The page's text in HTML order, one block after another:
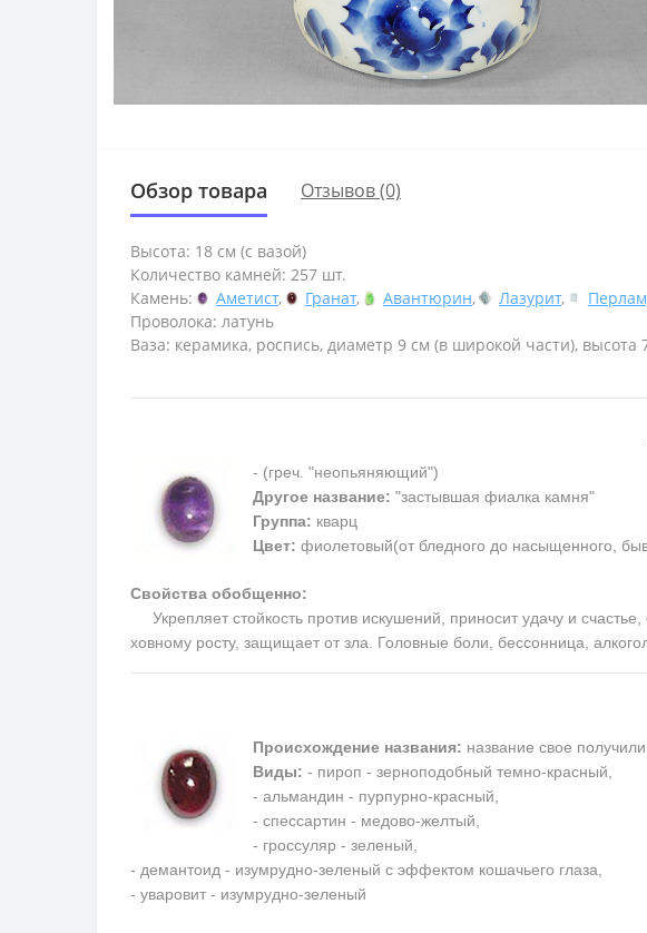
Обзор товара Отзывов (0)
Высота: 18 см (с вазой)
Количество камней: 257 шт.
Камень:
Аметист, Гранат, Авантюрин, Лазурит,
Проволока: латунь
Ваза: керамика, роспись, диаметр 9 см (в широкой части), высота
- (греч. "неопьяняющий")
Другое название: "застывшая фиалка камня"
Группа: кварц
Цвет: фиолетовый(от бледного до насыщенного,
Свойства обобщенно:
Укрепляет стойкость против искушений, приносит удачу и счастье,
ховному росту, защищает от зла. Головные боли, бессонница,
Происхождение названия: название свое
Виды: - пироп - зерноподобный темно-красный,
- альмандин - пурпурно-красный,
- спессартин - медово-желтый,
- гроссуляр - зеленый,
- демантоид - изумрудно-зеленый с эффектом кошачьего глаза,
- уваровит - изумрудно-зеленый